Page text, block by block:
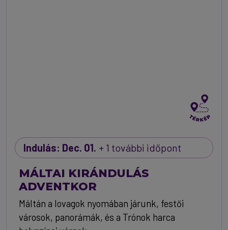
Indulás: Dec. 01. + 1 további időpont
MÁLTAI KIRÁNDULÁS
ADVENTKOR
Máltán a lovagok nyomában járunk, festői
városok, panorámák, és a Trónok harca